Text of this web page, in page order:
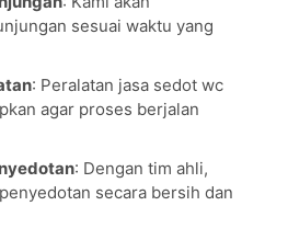
sesuai waktu yang
: Peralatan jasa sedot wc
agar proses berjalan
: Dengan tim ahli,
secara bersih dan